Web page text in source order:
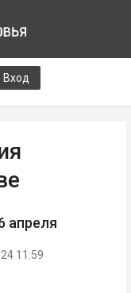
Вход
апреля
11:59